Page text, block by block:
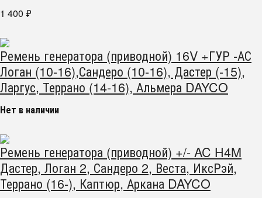
1 400 ₽
Ремень генератора (приводной) 16V +ГУР -АС
Логан (10-16),Сандеро (10-16), Дастер (-15),
Ларгус, Террано (14-16), Альмера DAYCO
Нет в наличии
Ремень генератора (приводной) +/- AC H4M
Дастер, Логан 2, Сандеро 2, Веста, ИксРэй,
Террано (16-), Каптюр, Аркана DAYCO